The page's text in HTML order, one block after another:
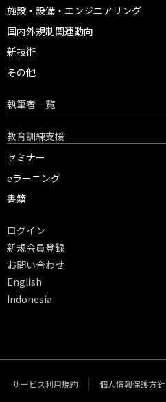
施設・設備・エンジニアリング
国内外規制関連動向
新技術
その他
執筆者一覧
教育訓練支援
セミナー
eラーニング
書籍
ログイン
新規会員登録
お問い合わせ
English
Indonesia
サービス利用規約 個人情報保護方針